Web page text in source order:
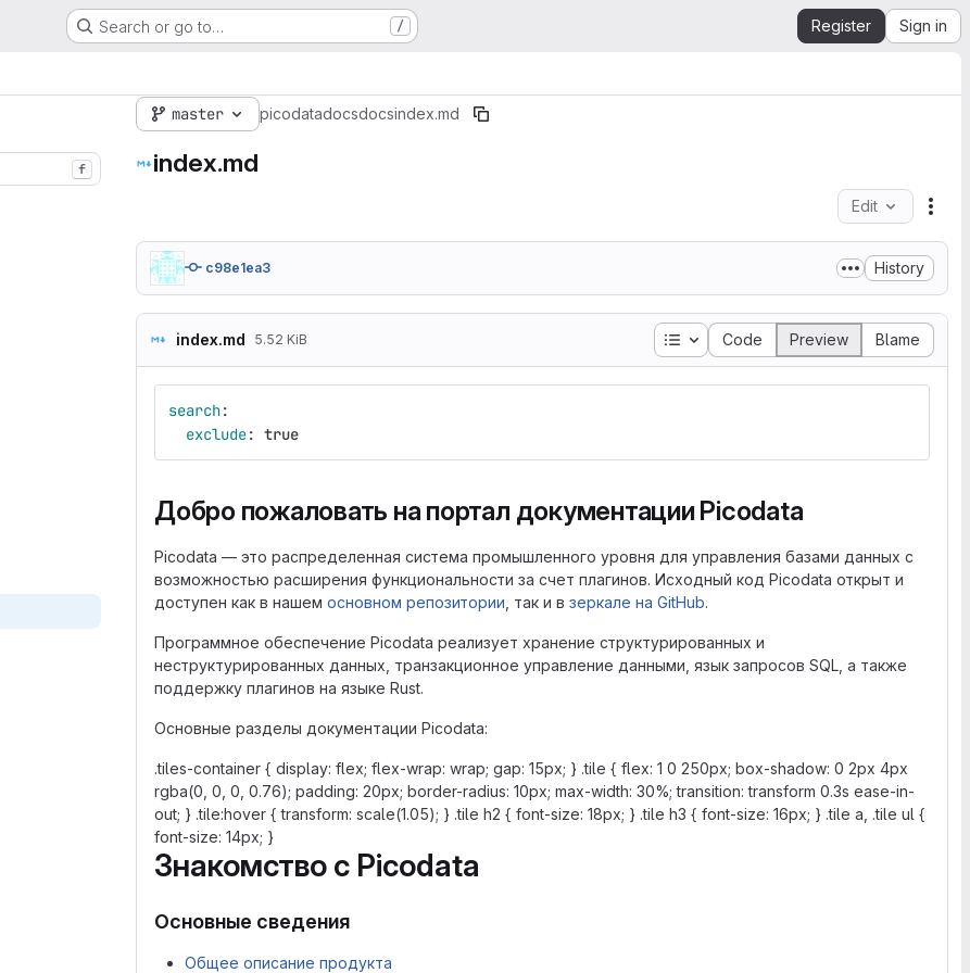
Search or go to… / Register Sign in
f
master picodatadocsdocsindex.md
index.md
Edit
c98e1ea3 History
index.md 5.52 KiB Table of contents
Code Preview Blame
search:
exclude: true
Добро пожаловать на портал документации Picodata
Picodata — это распределенная система промышленного уровня для управления базами данных с
возможностью расширения функциональности за счет плагинов. Исходный код Picodata открыт и
доступен как в нашем основном репозитории , так и в зеркале на GitHub.
Программное обеспечение Picodata реализует хранение структурированных и
неструктурированных данных, транзакционное управление данными, язык запросов SQL, а также
поддержку плагинов на языке Rust.
Основные разделы документации Picodata:
.tiles-container { display: flex; flex-wrap: wrap; gap: 15px; } .tile { flex: 1 0 250px; box-shadow: 0 2px 4px
rgba(0, 0, 0, 0.76); padding: 20px; border-radius: 10px; max-width: 30%; transition: transform 0.3s ease-in-
out; } .tile:hover { transform: scale(1.05); } .tile h2 { font-size: 18px; } .tile h3 { font-size: 16px; } .tile a, .tile ul {
font-size: 14px; }
Знакомство с Picodata
Основные сведения
Общее описание продукта